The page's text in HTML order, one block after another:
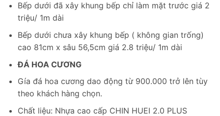
Bếp dưới đã xây khung bếp chỉ làm mặt trước giá 2
triệu/ 1m dài
Bếp dưới chưa xây khung bếp ( không gian trống)
cao 81cm x sâu 56,5cm giá 2.8 triệu/ 1m dài
ĐÁ HOA CƯƠNG
Gía đá hoa cương dao động từ 900.000 trở lên tùy
theo khách hàng chọn.
Chất liệu: Nhựa cao cấp CHIN HUEI 2.0 PLUS